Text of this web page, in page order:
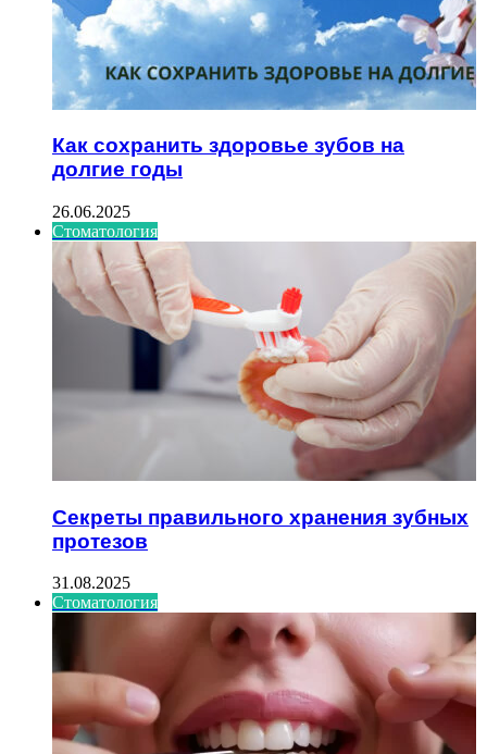
Как сохранить здоровье зубов на
долгие годы
26.06.2025
Стоматология
Секреты правильного хранения зубных
протезов
31.08.2025
Стоматология